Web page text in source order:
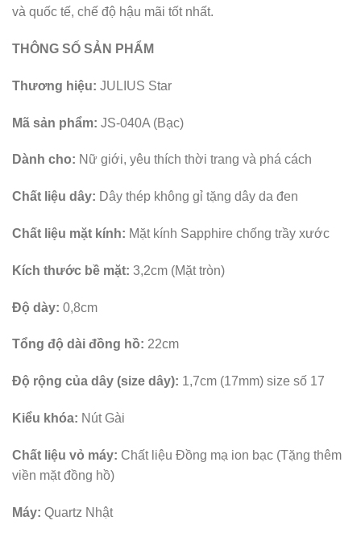
và quốc tế, chế độ hậu mãi tốt nhất.
THÔNG SỐ SẢN PHẨM
Thương hiệu: JULIUS Star
Mã sản phẩm: JS-040A (Bạc)
Dành cho: Nữ giới, yêu thích thời trang và phá cách
Chất liệu dây: Dây thép không gỉ tặng dây da đen
Chất liệu mặt kính: Mặt kính Sapphire chống trầy xước
Kích thước bề mặt: 3,2cm (Mặt tròn)
Độ dày: 0,8cm
Tổng độ dài đồng hồ: 22cm
Độ rộng của dây (size dây): 1,7cm (17mm) size số 17
Kiểu khóa: Nút Gài
Chất liệu vỏ máy: Chất liệu Đồng mạ ion bạc (Tặng thêm
viền mặt đồng hồ)
Máy: Quartz Nhật